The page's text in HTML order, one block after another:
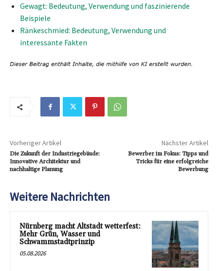
Gewagt: Bedeutung, Verwendung und faszinierende
Beispiele
Ränkeschmied: Bedeutung, Verwendung und
interessante Fakten
Vorheriger Artikel
Die Zukunft der Industriegebäude:
Innovative Architektur und
nachhaltige Planung
Nächster Artikel
Bewerber im Fokus: Tipps und
Tricks für eine erfolgreiche
Bewerbung
Weitere Nachrichten
Nürnberg macht Altstadt wetterfest:
Mehr Grün, Wasser und
Schwammstadtprinzip
05.08.2026